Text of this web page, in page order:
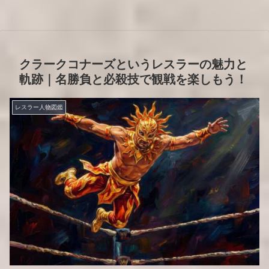
クラークコナーズというレスラーの魅力と
軌跡｜名勝負と必殺技で観戦を楽しもう！
レスラー人物図鑑